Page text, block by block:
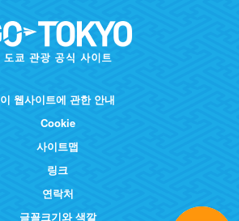
이 웹사이트에 관한 안내
Cookie
사이트맵
링크
연락처
글꼴크기와 색깔